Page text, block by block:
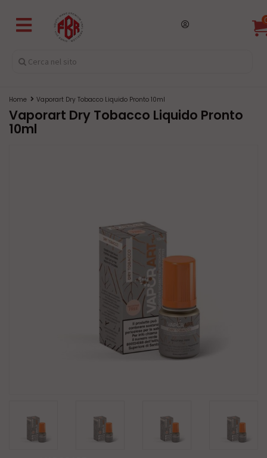
Home Vaporart Dry Tobacco Liquido Pronto 10ml
Vaporart Dry Tobacco Liquido Pronto
10ml